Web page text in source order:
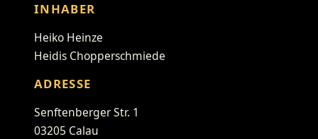
INHABER
Heiko Heinze
Heidis Chopperschmiede
ADRESSE
Senftenberger Str. 1
03205 Calau